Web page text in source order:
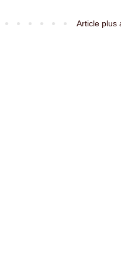
Article plus